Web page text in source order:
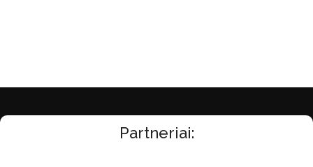
Partneriai: